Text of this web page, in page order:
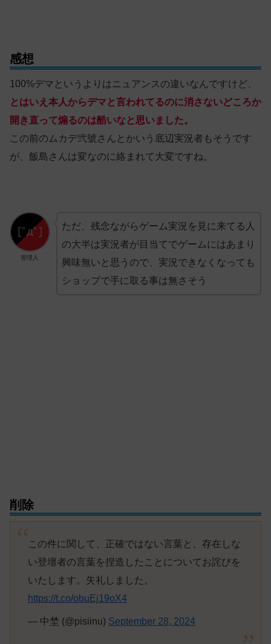
感想
100%デマというよりはニュアンスの違いなんですけど、
とはいえ本人からデマと言われてるのに消さないどころか
開き直って煽るのは酷いなと思いました。
この前のムカデ弐號さんとかいう底辺実況者もそうです
が、飯島さんは変なのに絡まれて大変ですね。
管理人
ただ、残念ながらゲーム実況を見に来てる人
の大半は実況者が目当てでゲームにはあまり
興味無いと思うので、実況できなくなっても
ショップで手に取る事は無さそう
削除
この件に関して、正確ではない言葉と、存在しな
い登壇者の言葉を捏造したことについてお詫びを
いたします。失礼しました。
https://t.co/obuEj19oX4
— 中埜 (@pisiinu) September 28, 2024